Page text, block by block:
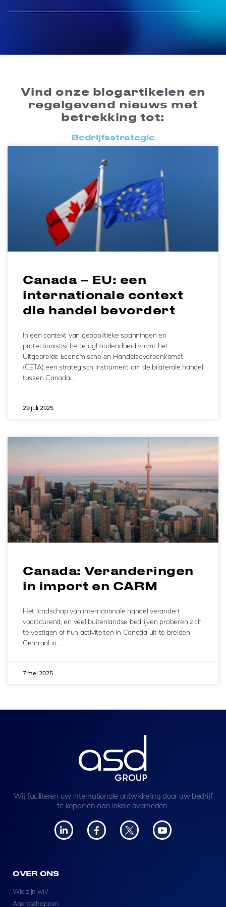
Vind onze blogartikelen en
regelgevend nieuws met
betrekking tot:
Bedrijfsstrategie
Canada – EU: een
internationale context
die handel bevordert
In een context van geopolitieke spanningen en
protectionistische terughoudendheid vormt het
Uitgebreide Economische en Handelsovereenkomst
(CETA) een strategisch instrument om de bilaterale handel
tussen Canada…
29 juli 2025
Canada: Veranderingen
in import en CARM
Het landschap van internationale handel verandert
voortdurend, en veel buitenlandse bedrijven proberen zich
te vestigen of hun activiteiten in Canada uit te breiden.
Centraal in…
7 mei 2025
Wij faciliteren uw internationale ontwikkeling door uw bedrijf
te koppelen aan lokale overheden.
OVER ONS
Wie zijn wij?
Agentschappen